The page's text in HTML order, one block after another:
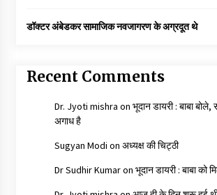
डॉक्टर अंबेडकर सामाजिक नवजागरण के अग्रदूत थे
Recent Comments
Dr. Jyoti mishra on भूदान डायरी : बाबा बोले,
अगाध है
Sugyan Modi on अध्यक्ष की चिट्ठी
Dr Sudhir Kumaron भूदान डायरी : बाबा को